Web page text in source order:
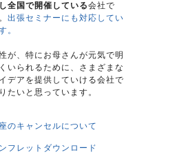
全国で開催している会社で
出張セミナーにも対応してい
。
が、特にお母さんが元気で明
いられるために、さまざまな
デアを提供していける会社で
たいと思っています。
のキャンセルについて
フレットダウンロード